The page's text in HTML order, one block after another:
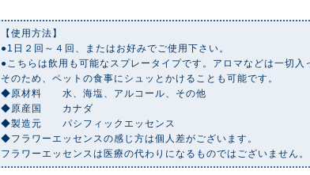
【使用方法】
●1日２回～４回、またはお好みでご使用下さい。
●こちらは飲用も可能なスプレータイプです。アロマなどは一切入
そのため、ペットの食事にシュッとかけることも可能です。
◆原材料 水、海塩、アルコール、その他
◆原産国 カナダ
◆製造元 パシフィックエッセンス
◆フラワーエッセンスの感じ方は個人差がございます。
フラワーエッセンスは医療の代わりになるものではございません。